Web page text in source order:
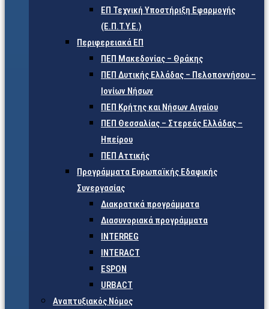
ΕΠ Τεχνική Υποστήριξη Εφαρμογής
(Ε.Π.Τ.Υ.Ε.)
Περιφερειακά ΕΠ
ΠΕΠ Μακεδονίας – Θράκης
ΠΕΠ Δυτικής Ελλάδας – Πελοποννήσου –
Ιονίων Νήσων
ΠΕΠ Κρήτης και Νήσων Αιγαίου
ΠΕΠ Θεσσαλίας – Στερεάς Ελλάδας –
Ηπείρου
ΠΕΠ Αττικής
Προγράμματα Ευρωπαϊκής Εδαφικής
Συνεργασίας
Διακρατικά προγράμματα
Διασυνοριακά προγράμματα
INTERREG
INTERACT
ESPON
URBACT
Αναπτυξιακός Νόμος